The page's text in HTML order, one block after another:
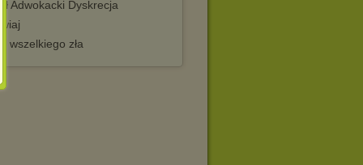
Adwokacki Dyskrecja
wszelkiego zła